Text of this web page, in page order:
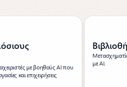
3
με βοηθούς AI που
και επιχειρήσεις
με ΑΙ.